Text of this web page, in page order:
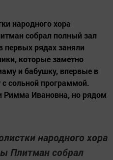
народного хора
собрал полный зал
первых рядах заняли
которые заметно
и бабушку, впервые в
сольной программой.
Римма Ивановна, но рядом
народного хора
Плитман собрал